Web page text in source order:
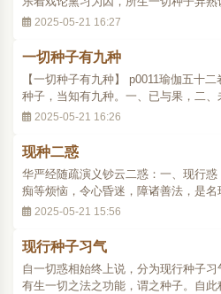
种子识，若般涅槃法者；一切种子，
自体中，亦有色无色界一切种子。如是
2025-05-21 16:27
一切种子有九种
【一切种子有九种】 p0011瑜伽五十
种子，当知有九种。一、已与果，二
果不现前，五、软品，六、中品，七
果；此名果不现前。若果不现前；此名
2025-05-21 16:26
现种二惑
华严经随疏演义钞云二惑：一、现行惑
痴等烦恼，令心昏迷，障诸善法，是
即根本无明也。谓因此无明，则能生
2025-05-21 15:56
现行种子习气
自一切惑相始终上说，分为现行种子
有生一切之法之功能，谓之种子。自